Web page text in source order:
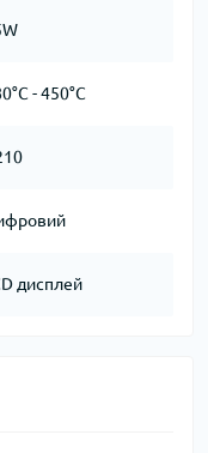
- 450°C
дисплей